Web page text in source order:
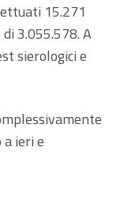
15.271
3.055.578. A
sierologici e
ieri e